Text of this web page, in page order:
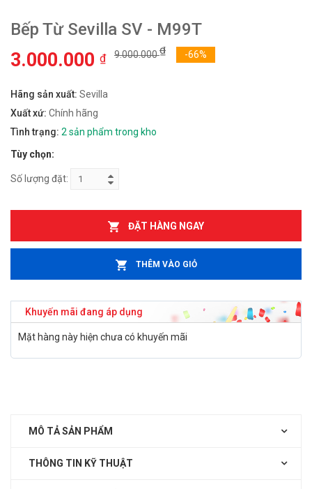
Bếp Từ Sevilla SV - M99T
3.000.000 ₫ 9.000.000₫ -66%
Hãng sản xuất: Sevilla
Xuất xứ: Chính hãng
Tình trạng: 2 sản phẩm trong kho
Tùy chọn:
Số lượng đặt:
ĐẶT HÀNG NGAY
THÊM VÀO GIỎ
Khuyến mãi đang áp dụng
Mặt hàng này hiện chưa có khuyến mãi
MÔ TẢ SẢN PHẨM
THÔNG TIN KỸ THUẬT